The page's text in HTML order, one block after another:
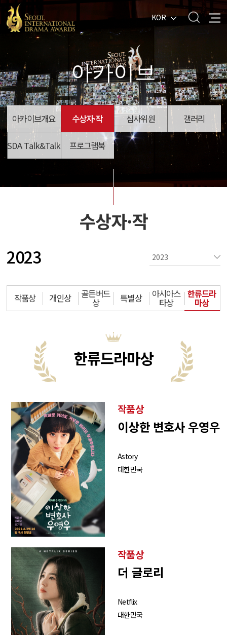
KOR
아카이브
아카이브개요 수상자·작 심사위원 갤러리
SDA Talk&Talk 프로그램북
수상자·작
2023
작품상 개인상 골든버드
상 특별상 아시아스
타상
한류드라
마상
한류드라마상
작품상
이상한 변호사 우영우
Astory
대한민국
작품상
더 글로리
Netflix
대한민국